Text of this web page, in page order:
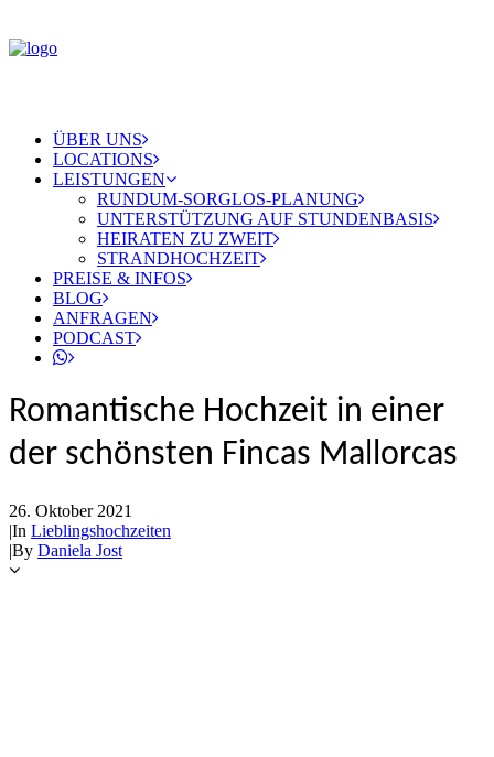
ÜBER UNS
LOCATIONS
LEISTUNGEN
RUNDUM-SORGLOS-PLANUNG
UNTERSTÜTZUNG AUF STUNDENBASIS
HEIRATEN ZU ZWEIT
STRANDHOCHZEIT
PREISE & INFOS
BLOG
ANFRAGEN
PODCAST
Romantische Hochzeit in einer
der schönsten Fincas Mallorcas
26. Oktober 2021
|In Lieblingshochzeiten
|By Daniela Jost